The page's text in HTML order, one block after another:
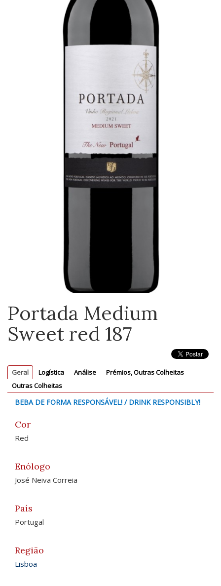
Portada Medium
Sweet red 187
Geral Logística Análise
Prémios, Outras Colheitas
Outras Colheitas
BEBA DE FORMA RESPONSÁVEL! / DRINK RESPONSIBLY!
Cor
Red
Enólogo
José Neiva Correia
País
Portugal
Região
Lisboa